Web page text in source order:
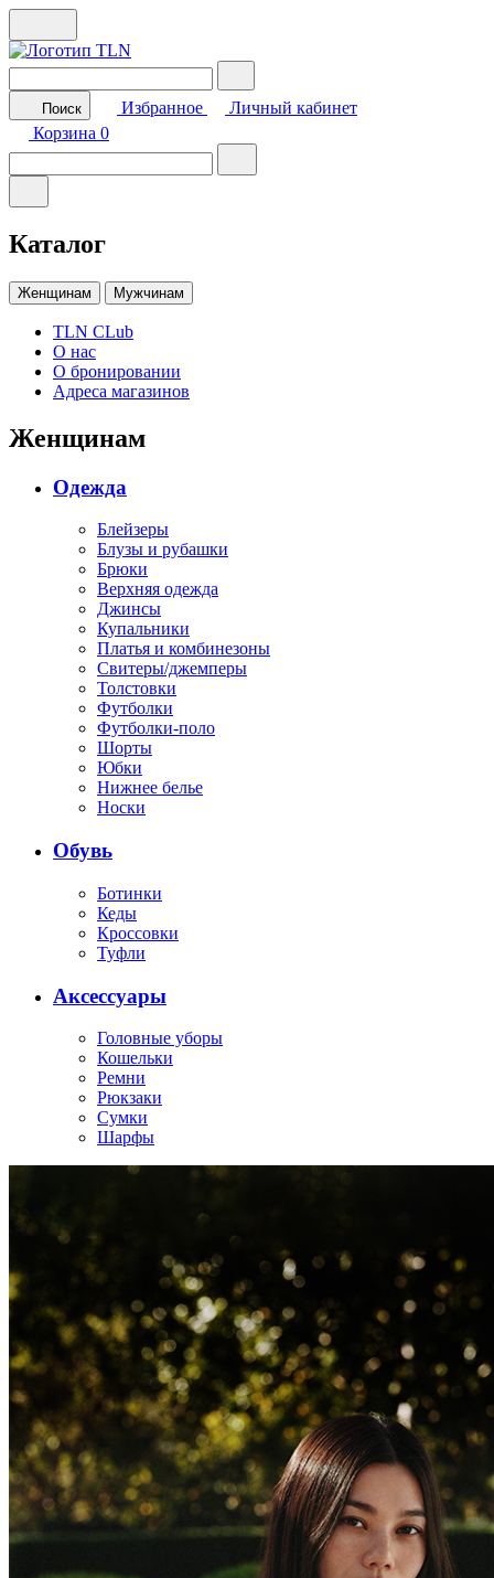
Поиск Избранное
Личный кабинет
Корзина 0
Каталог
Женщинам Мужчинам
TLN CLub
О нас
О бронировании
Адреса магазинов
Женщинам
Одежда
Блейзеры
Блузы и рубашки
Брюки
Верхняя одежда
Джинсы
Купальники
Платья и комбинезоны
Свитеры/джемперы
Толстовки
Футболки
Футболки-поло
Шорты
Юбки
Нижнее белье
Носки
Обувь
Ботинки
Кеды
Кроссовки
Туфли
Аксессуары
Головные уборы
Кошельки
Ремни
Рюкзаки
Сумки
Шарфы